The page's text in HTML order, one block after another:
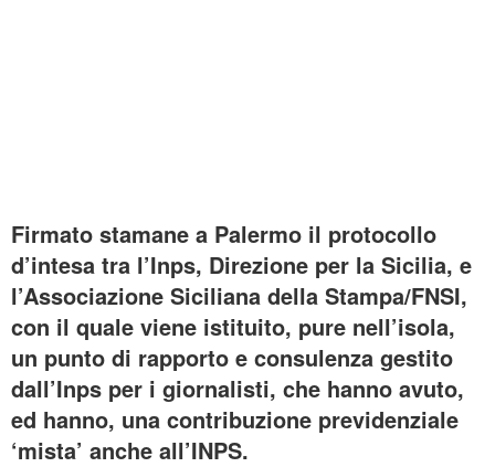
Firmato stamane a Palermo il protocollo
d’intesa tra l’Inps, Direzione per la Sicilia, e
l’Associazione Siciliana della Stampa/FNSI,
con il quale viene istituito, pure nell’isola,
un punto di rapporto e consulenza gestito
dall’Inps per i giornalisti, che hanno avuto,
ed hanno, una contribuzione previdenziale
‘mista’ anche all’INPS.